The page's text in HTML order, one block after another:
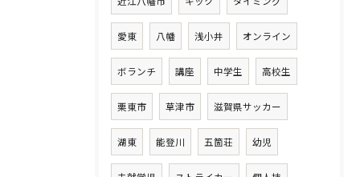
愛東 八幡 浅小井 オンライン
ボランチ 講座 中学生 高校生
栗東市 草津市 滋賀県サッカー
湖東 能登川 五箇荘 幼児